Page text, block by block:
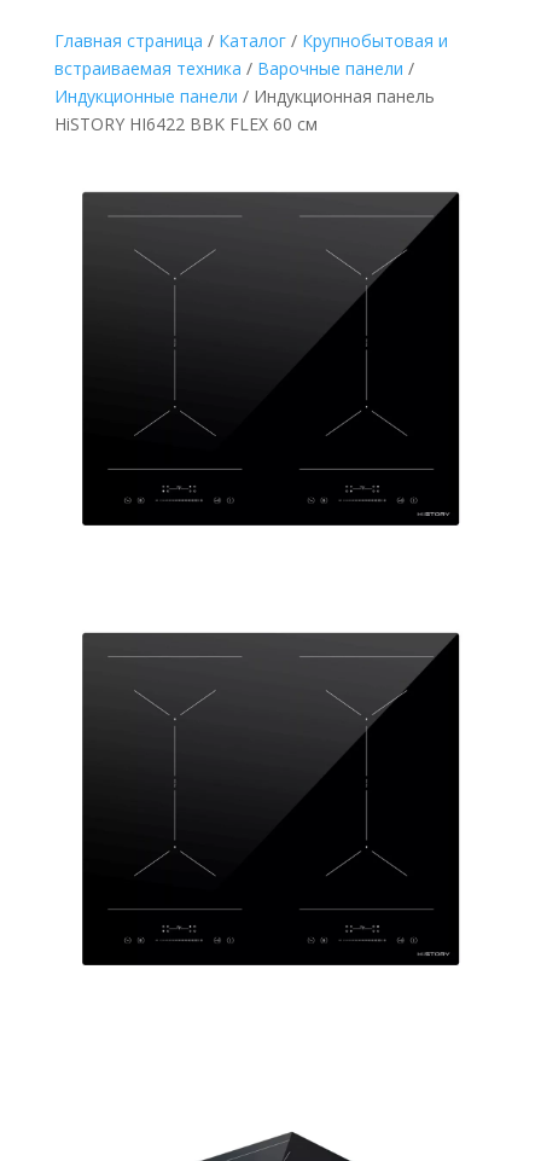
Главная страница / Каталог / Крупнобытовая и
встраиваемая техника / Варочные панели /
Индукционные панели / Индукционная панель
HiSTORY HI6422 BBK FLEX 60 см